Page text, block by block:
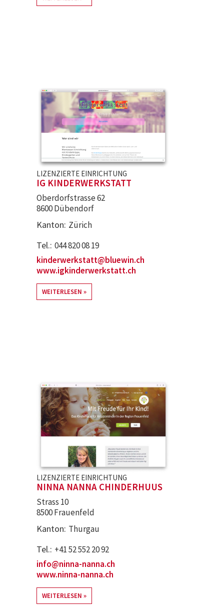
LIZENZIERTE EINRICHTUNG
IG KINDERWERKSTATT
Oberdorfstrasse 62
8600 Dübendorf
Kanton Zürich
Tel. 044 820 08 19
kinderwerkstatt@bluewin.ch
www.igkinderwerkstatt.ch
WEITERLESEN
LIZENZIERTE EINRICHTUNG
NINNA NANNA CHINDERHUUS
Strass 10
8500 Frauenfeld
Kanton Thurgau
Tel. +41 52 552 20 92
info@ninna-nanna.ch
www.ninna-nanna.ch
WEITERLESEN